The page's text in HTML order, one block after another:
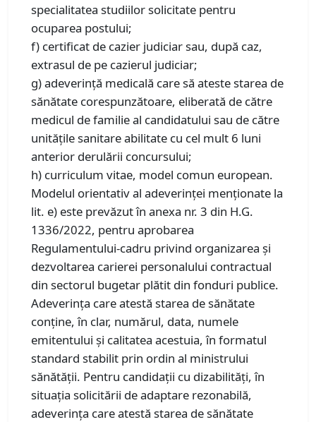
specialitatea studiilor solicitate pentru
ocuparea postului;
f) certificat de cazier judiciar sau, după caz,
extrasul de pe cazierul judiciar;
g) adeverință medicală care să ateste starea de
sănătate corespunzătoare, eliberată de către
medicul de familie al candidatului sau de către
unitățile sanitare abilitate cu cel mult 6 luni
anterior derulării concursului;
h) curriculum vitae, model comun european.
Modelul orientativ al adeverinţei menţionate la
lit. e) este prevăzut în anexa nr. 3 din H.G.
1336/2022, pentru aprobarea
Regulamentului-cadru privind organizarea şi
dezvoltarea carierei personalului contractual
din sectorul bugetar plătit din fonduri publice.
Adeverinţa care atestă starea de sănătate
conţine, în clar, numărul, data, numele
emitentului şi calitatea acestuia, în formatul
standard stabilit prin ordin al ministrului
sănătăţii. Pentru candidaţii cu dizabilităţi, în
situaţia solicitării de adaptare rezonabilă,
adeverinţa care atestă starea de sănătate